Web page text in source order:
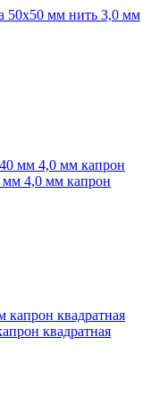
50х50 мм нить 3,0 мм
мм 4,0 мм капрон
квадратная